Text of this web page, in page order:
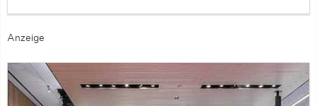
Anzeige